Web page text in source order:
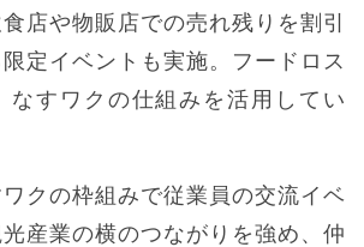
店や物販店での売れ残りを割引
定イベントも実施。フードロス
なすワクの仕組みを活用してい
クの枠組みで従業員の交流イベ
産業の横のつながりを強め、仲